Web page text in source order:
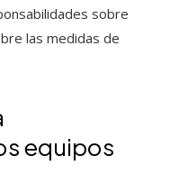
sobre
las medidas de
equipos